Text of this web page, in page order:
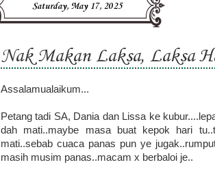
Saturday, May 17, 2025
Nak Makan Laksa, Laksa
Assalamualaikum...
Petang tadi SA, Dania dan Lissa ke
dah mati..maybe masa buat kepok hari
mati..sebab cuaca panas pun ye
masih musim panas..macam x berbaloi je..